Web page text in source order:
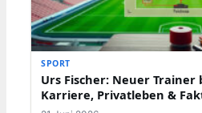
SPORT
Urs Fischer: Neuer Trainer
Karriere, Privatleben &